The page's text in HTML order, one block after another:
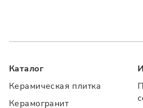
Каталог
Керамическая плитка
Керамогранит